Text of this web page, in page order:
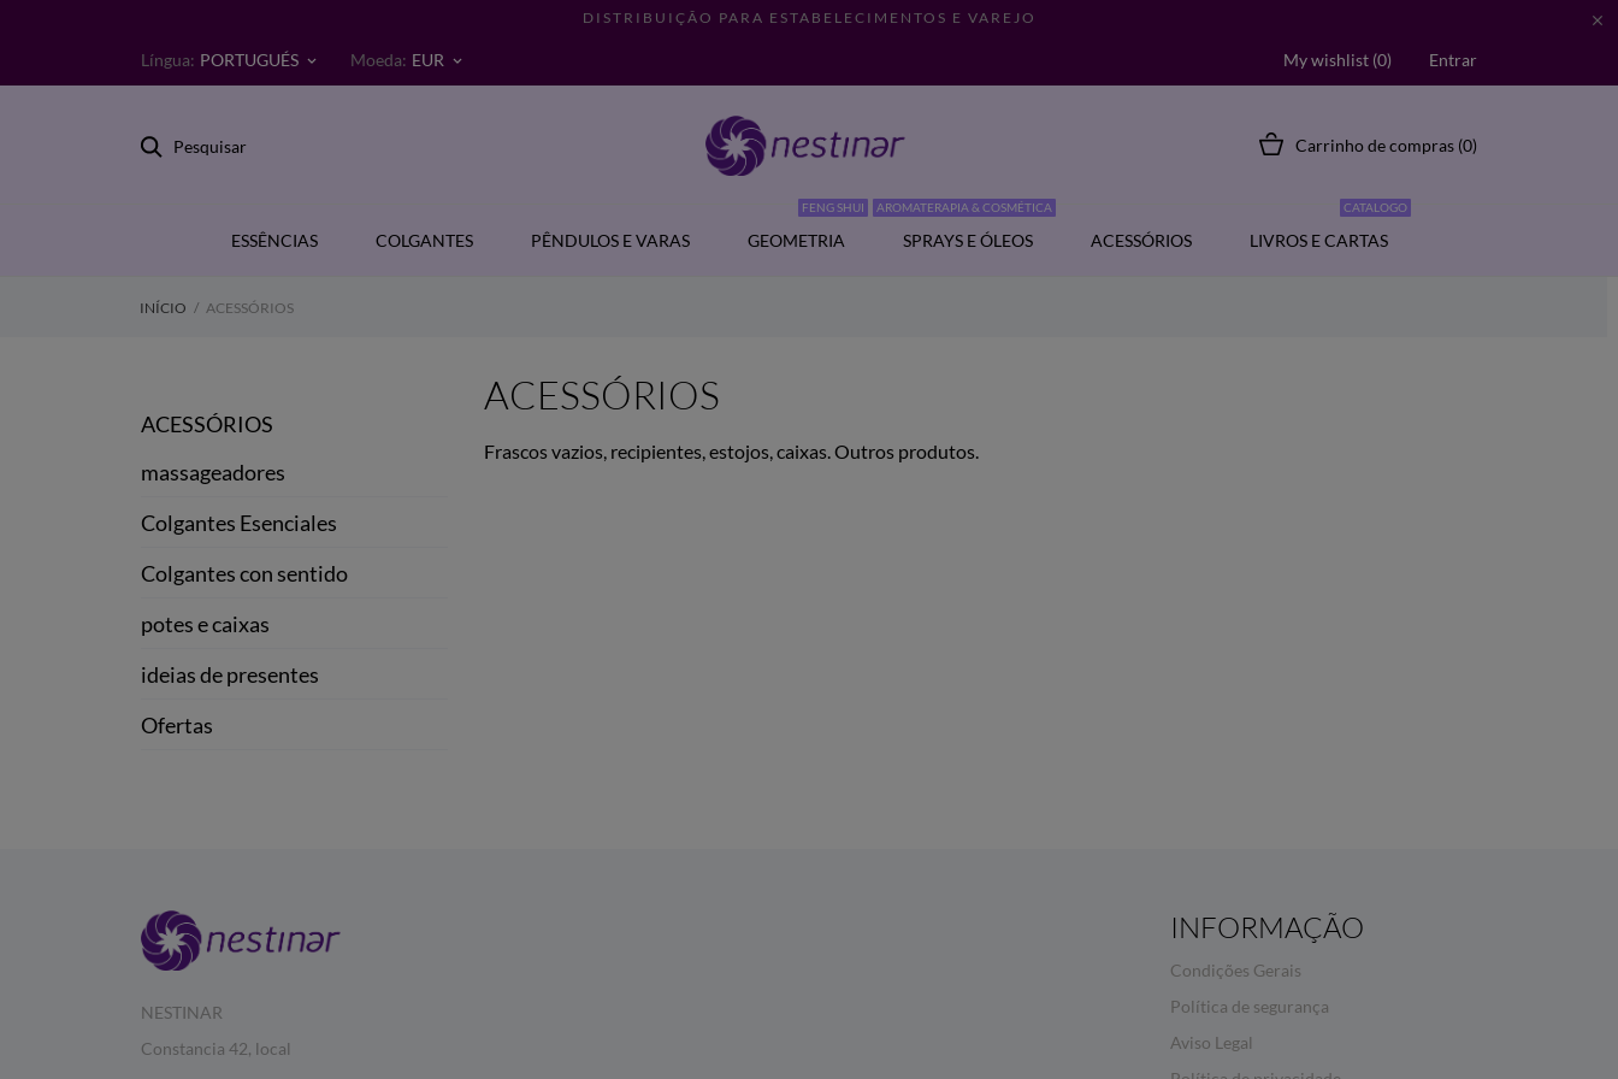
DISTRIBUIÇÃO PARA ESTABELECIMENTOS E VAREJO 
Língua: PORTUGUÉS keyboard_arrow_down Moeda: EUR keyboard_arrow_down My wishlist (0) Entrar
Pesquisar Carrinho de compras (0)
ESSÊNCIAS COLGANTES PÊNDULOS E VARAS GEOMETRIA
FENG SHUI
SPRAYS E ÓLEOS
AROMATERAPIA & COSMÉTICA
ACESSÓRIOS LIVROS E CARTAS
CATALOGO
INÍCIO ACESSÓRIOS
ACESSÓRIOS
massageadores
Colgantes Esenciales
Colgantes con sentido
potes e caixas
ideias de presentes
Ofertas
ACESSÓRIOS
Frascos vazios, recipientes, estojos, caixas. Outros produtos.
NESTINAR
Constancia 42, local
INFORMAÇÃO
Condições Gerais
Política de segurança
Aviso Legal